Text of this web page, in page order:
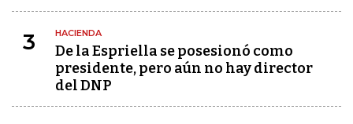
3 HACIENDA
De la Espriella se posesionó como
presidente, pero aún no hay director
del DNP